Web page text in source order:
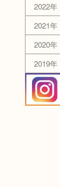
2022年
2021年
2020年
2019年